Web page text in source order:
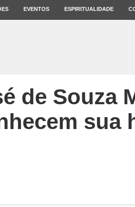
EVENTOS ESPIRITUALIDADE
de Souza
sua